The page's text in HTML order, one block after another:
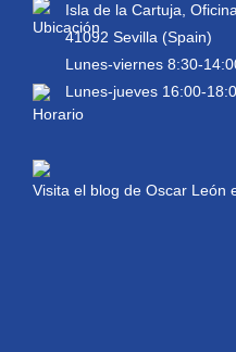
Isla de la Cartuja,
41092 Sevilla (Spain)
Lunes-viernes 8:30-
Lunes-jueves 16:00-
Visita el blog de Oscar León